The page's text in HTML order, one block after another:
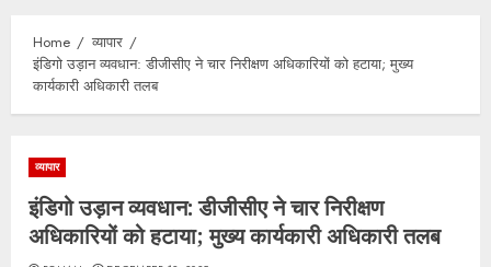
Home
व्यापार
इंडिगो उड़ान व्यवधान: डीजीसीए ने चार निरीक्षण अधिकारियों को हटाया; मुख्य
कार्यकारी अधिकारी तलब
व्यापार
इंडिगो उड़ान व्यवधान: डीजीसीए ने चार निरीक्षण
अधिकारियों को हटाया; मुख्य कार्यकारी अधिकारी तलब